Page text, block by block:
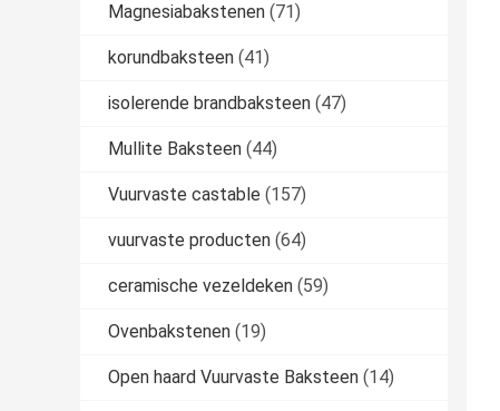
Magnesiabakstenen (71)
korundbaksteen (41)
isolerende brandbaksteen (47)
Mullite Baksteen (44)
Vuurvaste castable (157)
vuurvaste producten (64)
ceramische vezeldeken (59)
Ovenbakstenen (19)
Open haard Vuurvaste Baksteen (14)